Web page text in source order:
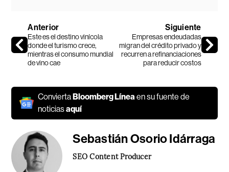
Anterior
Este es el destino vinícola
donde el turismo crece,
mientras el consumo mundial
de vino cae
Siguiente
Empresas endeudadas
migran del crédito privado y
recurren a refinanciaciones
para reducir costos
ConviertaBloomberg Línea en su fuente de
noticiasaquí
Sebastián Osorio Idárraga
SEO Content Producer